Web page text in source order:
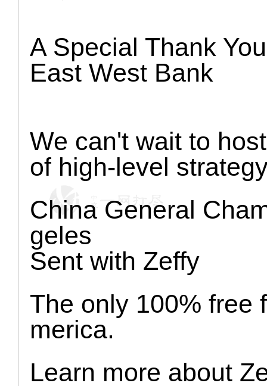
A Special Thank
East West Bank
We can't wait to
of high-level
China General
geles
Sent with Zeffy
The only 100% free
merica.
Learn more about